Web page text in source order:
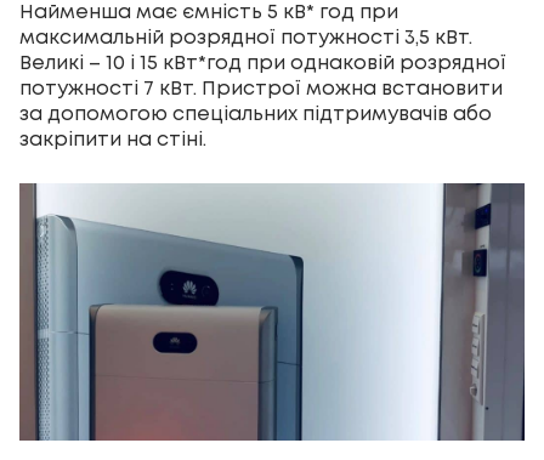
Найменша має ємність 5 кВ* год при
максимальній розрядної потужності 3,5 кВт.
Великі – 10 і 15 кВт*год при однаковій розрядної
потужності 7 кВт. Пристрої можна встановити
за допомогою спеціальних підтримувачів або
закріпити на стіні.